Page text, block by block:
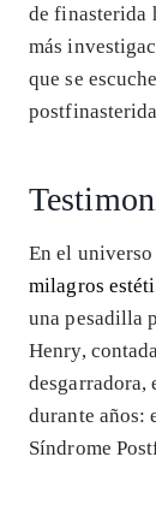
de finasterida
más
que se
En el
milagros
una pesadilla
Henry,
desgarradora,
durante años:
Síndrome